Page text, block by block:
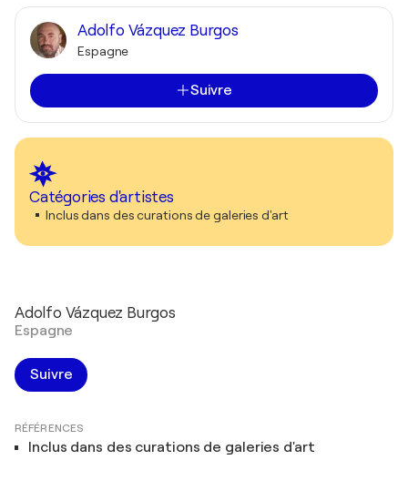
Adolfo Vázquez Burgos
Espagne
Suivre
Catégories d'artistes
Inclus dans des curations de galeries d'art
Adolfo Vázquez Burgos
Espagne
Suivre
RÉFÉRENCES
Inclus dans des curations de galeries d'art